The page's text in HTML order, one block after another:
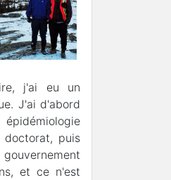
j'ai eu un
J'ai d'abord
doctorat, puis
et ce n'est